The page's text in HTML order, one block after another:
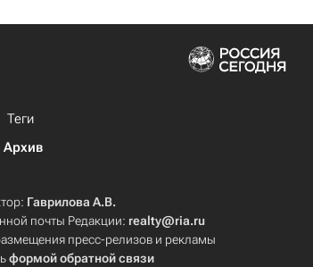
Теги
Архив
Гаврилова А.В.
почты Редакции: realty@ria.ru
пресс-релизов и рекламы
формой обратной связи